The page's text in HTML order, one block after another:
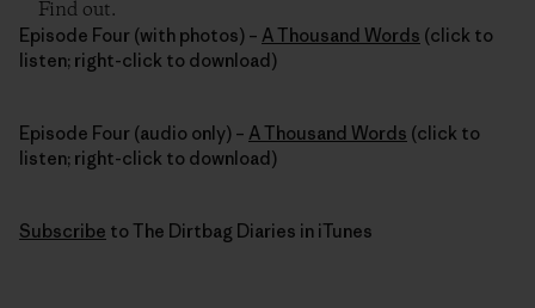
Find out.
Episode Four (with photos) – A Thousand Words (click to
listen; right-click to download)
Episode Four (audio only) – A Thousand Words (click to
listen; right-click to download)
Subscribe to The Dirtbag Diaries in iTunes